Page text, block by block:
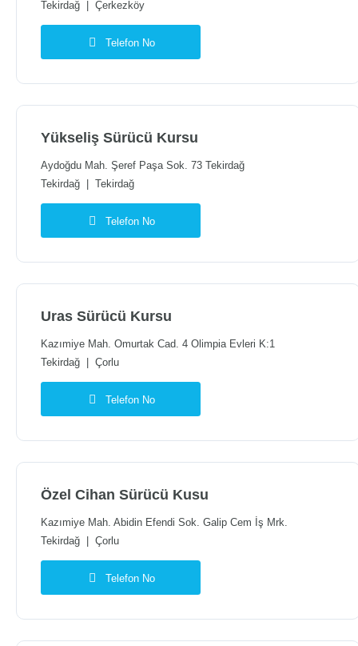
Tekirdağ
Çerkezköy
Telefon No
Yükseliş Sürücü Kursu
Aydoğdu Mah. Şeref Paşa Sok. 73 Tekirdağ
Tekirdağ
Tekirdağ
Telefon No
Uras Sürücü Kursu
Kazımiye Mah. Omurtak Cad. 4 Olimpia Evleri K:1
Tekirdağ
Çorlu
Telefon No
Özel Cihan Sürücü Kusu
Kazımiye Mah. Abidin Efendi Sok. Galip Cem İş Mrk.
Tekirdağ
Çorlu
Telefon No